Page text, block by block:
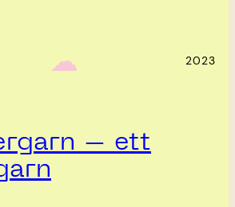
‎ ‎‎ ☁︎‎‎ 2023
– ett